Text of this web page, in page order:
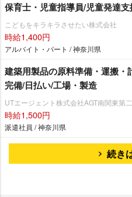
保育士・児童指導員/児童発達
こどもをキラキラさせたい株式会社
時給1,400円
アルバイト・パート / 神奈川県
建築用製品の原料準備・運搬
完備/日払い/工場・製造
UTエージェント株式会社AGT南関東第
時給1,500円
派遣社員 / 神奈川県
続き